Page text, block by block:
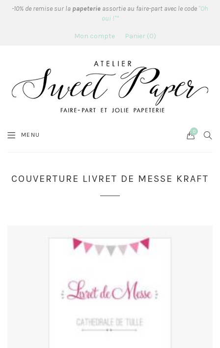
-10% de remise sur la papeterie assortie au faire-part avec le code "Oh
oui !"*
Mon compte Panier 0
MENU Cart
0
COUVERTURE LIVRET DE MESSE KRAFT